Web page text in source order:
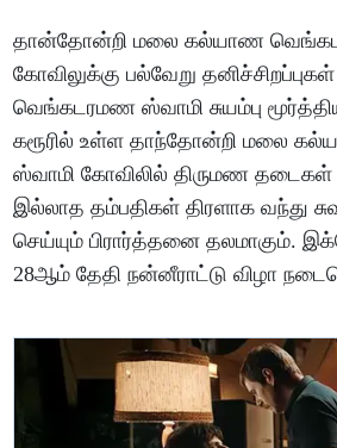
தான்தோன்றி மலை கல்யாண
கோவிலுக்கு பல்வேறு
வெங்கடரமண ஸ்வாமி சுயம்பு
கரூரில் உள்ள தாந்தோன்றி மலை
ஸ்வாமி கோவிலில் திருமண தடைகள்
இல்லாத தம்பதிகள் திரளாக வந்து
செய்யும் பிரார்த்தனை தலமாகும்.
28ஆம் தேதி நன்னீராட்டு விழா